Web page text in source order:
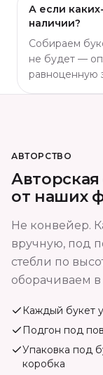
А если
наличии?
Собираем
не будет —
равноценную
АВТОРСТВО
от наших
Не конвейер.
вручную, под
стебли по
оборачиваем
Каждый букет
Подгон под
Упаковка под
коробка